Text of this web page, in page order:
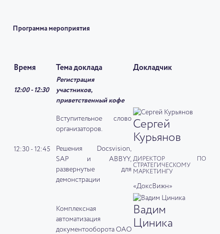
Программа мероприятия
Время Тема доклада Докладчик
12:00 - 12:30
Регистрация
участников,
приветственный кофе
12:30 - 12:45
Вступительное слово
организаторов.
Решения Docsvision,
SAP и ABBYY,
развернутые для
демонстрации
Сергей
Курьянов
ДИРЕКТОР ПО
СТРАТЕГИЧЕСКОМУ
МАРКЕТИНГУ
«ДоксВижн»
Комплексная
автоматизация
документооборота ОАО
Вадим
Циника